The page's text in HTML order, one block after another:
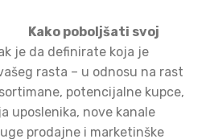
Kako poboljšati svoj
je da definirate koja je
rasta – u odnosu na rast
potencijalne kupce,
uposlenika, nove kanale
prodajne i marketinške